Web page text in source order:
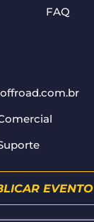
FAQ
EVENTO